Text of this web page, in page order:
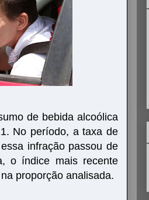
de bebida alcoólica
No período, a taxa de
infração passou de
o índice mais recente
proporção analisada.